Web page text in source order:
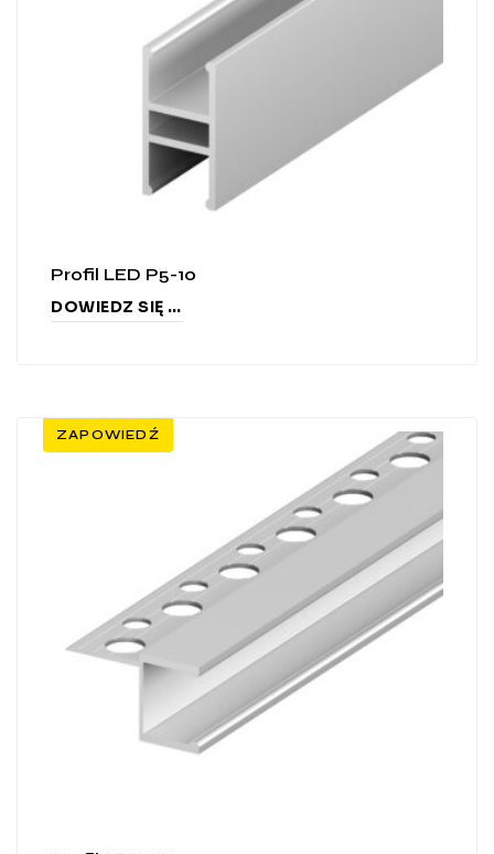
Profil LED P5-10
DOWIEDZ SIĘ WIĘCEJ
ZAPOWIEDŹ